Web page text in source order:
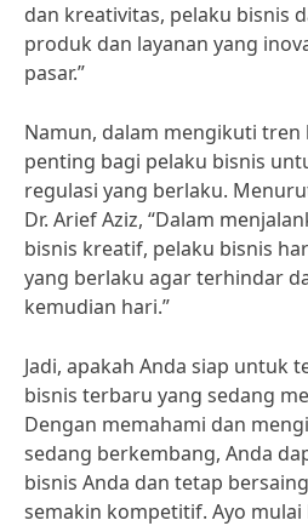
dan kreativitas, pelaku bisnis
produk dan layanan yang
pasar.”
Namun, dalam mengikuti
penting bagi pelaku bisnis
regulasi yang berlaku.
Dr. Arief Aziz, “Dalam
bisnis kreatif, pelaku bisnis
yang berlaku agar terhindar
kemudian hari.”
Jadi, apakah Anda siap untuk
bisnis terbaru yang sedang
Dengan memahami dan
sedang berkembang, Anda
bisnis Anda dan tetap
semakin kompetitif. Ayo mulai